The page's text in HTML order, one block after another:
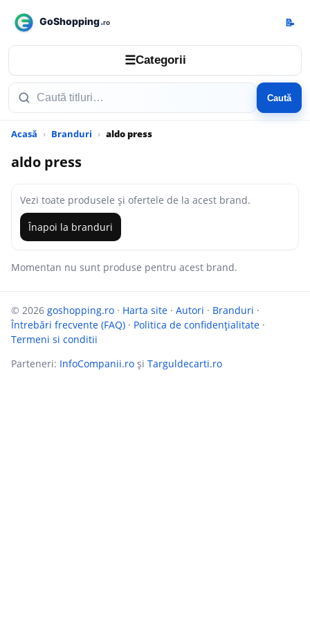
☰Categorii
Caută
📝
Acasă Branduri aldo press
aldo press
Vezi toate produsele și ofertele de la acest brand.
Înapoi la branduri
Momentan nu sunt produse pentru acest brand.
© 2026 goshopping.ro · Harta site · Autori · Branduri ·
Întrebări frecvente (FAQ) · Politica de confidențialitate ·
Termeni si conditii
Parteneri: InfoCompanii.ro și Targuldecarti.ro